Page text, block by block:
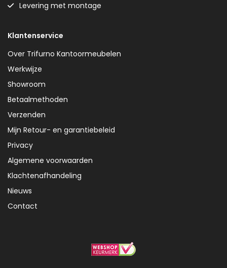
Levering met montage
Klantenservice
Over Trifurno Kantoormeubelen
Werkwijze
Showroom
Betaalmethoden
Verzenden
Mijn Retour- en garantiebeleid
Privacy
Algemene voorwaarden
Klachtenafhandeling
Nieuws
Contact